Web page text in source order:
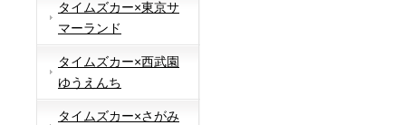
タイムズカー×東京サ
マーランド
タイムズカー×西武園
ゆうえんち
タイムズカー×さがみ